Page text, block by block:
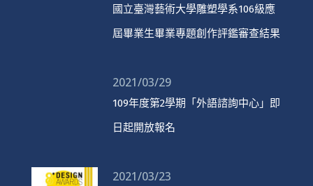
國立臺灣藝術大學雕塑學系106級應
屆畢業生畢業專題創作評鑑審查結果
2021/03/29
109年度第2學期「外語諮詢中心」即
日起開放報名
2021/03/23